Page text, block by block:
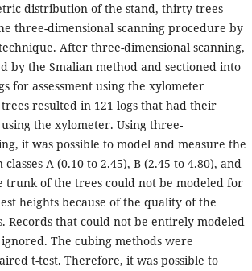
distribution of the stand, thirty trees
three-dimensional scanning procedure by
After three-dimensional scanning,
by the Smalian method and sectioned into
for assessment using the xylometer
resulted in 121 logs that had their
the xylometer. Using three-
it was possible to model and measure the
A (0.10 to 2.45), B (2.45 to 4.80), and
trunk of the trees could not be modeled for
heights because of the quality of the
Records that could not be entirely modeled
The cubing methods were
t-test. Therefore, it was possible to